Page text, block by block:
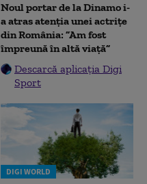
Noul portar de la Dinamo i-
a atras atenția unei actrițe
din România: ”Am fost
împreună în altă viață”
Descarcă aplicația Digi
Sport
DIGI WORLD